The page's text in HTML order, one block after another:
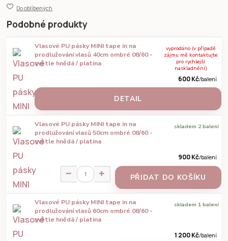
Do oblíbených
Podobné produkty
Vlasové PU pásky MINI tape in na
prodlužování vlasů 40cm ombré 08/60 -
světle hnědá / platina
600 Kč/balení
vyprodáno (v případě
zájmu mě kontaktujte
pro rychlejší
naskladnění)
DETAIL
Vlasové PU pásky MINI tape in na
prodlužování vlasů 50cm ombré 08/60 -
světle hnědá / platina
900 Kč/balení
skladem 2 balení
PŘIDAT DO KOŠÍKU
Vlasové PU pásky MINI tape in na
prodlužování vlasů 60cm ombré 08/60 -
světle hnědá / platina
1 200 Kč/balení
skladem 1 balení